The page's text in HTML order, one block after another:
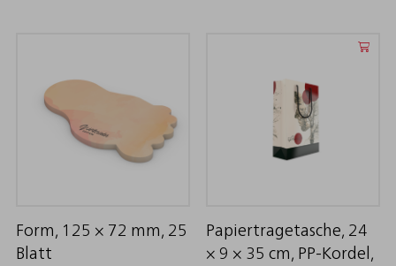
Form, 125 × 72 mm, 25
Blatt
Papiertragetasche, 24
× 9 × 35 cm, PP-Kordel,